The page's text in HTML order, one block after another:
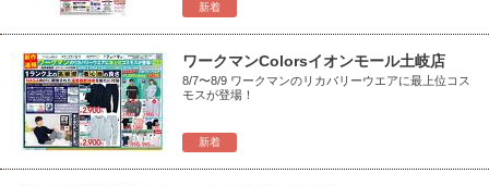
新着
新着
ワークマンColorsイオンモール土岐店
8/7〜8/9 ワークマンのリカバリーウエアに最上位コス
モスが登場！